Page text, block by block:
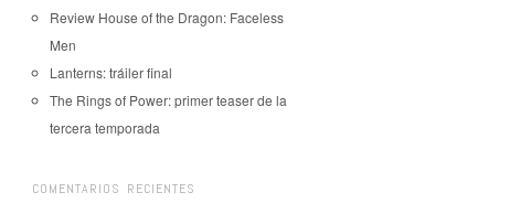
Review House of the Dragon: Faceless
Men
Lanterns: tráiler final
The Rings of Power: primer teaser de la
tercera temporada
COMENTARIOS RECIENTES